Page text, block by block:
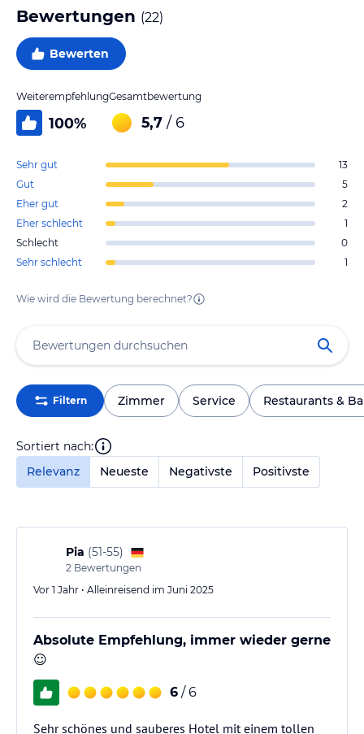
Bewertungen (22)
Bewerten
Weiterempfehlung
100%
Gesamtbewertung
5,7 / 6
Sehr gut
13
Gut
5
Eher gut
2
Eher schlecht
1
Schlecht
0
Sehr schlecht
1
Wie wird die Bewertung berechnet?
Filtern Zimmer Service Restaurants &
Sortiert nach:
Relevanz
Neueste Negativste Positivste
Pia (51-55)
2 Bewertungen
Vor 1 Jahr • Alleinreisend im Juni 2025
Absolute Empfehlung, immer wieder gerne
☺️
6 / 6
Sehr schönes und sauberes Hotel mit einem tollen